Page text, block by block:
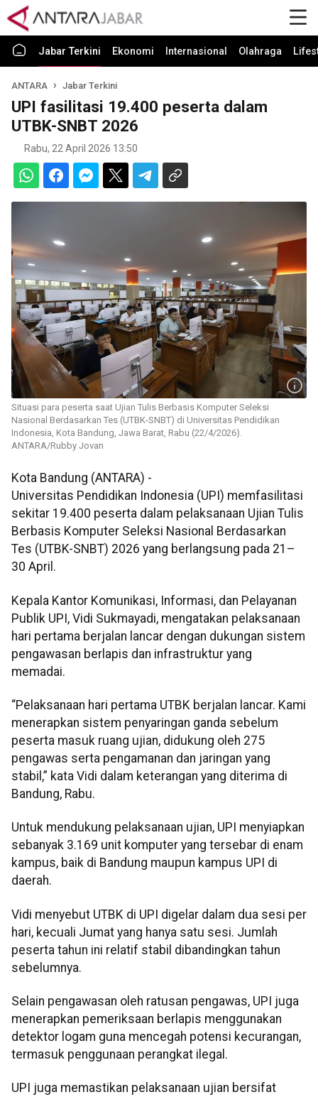
Jabar Terkini Ekonomi Internasional Olahraga
ANTARA Jabar Terkini
UPI fasilitasi 19.400 peserta dalam
UTBK-SNBT 2026
Rabu, 22 April 2026 13:50
Situasi para peserta saat Ujian Tulis Berbasis Komputer Seleksi
Nasional Berdasarkan Tes (UTBK-SNBT) di Universitas Pendidikan
Indonesia, Kota Bandung, Jawa Barat, Rabu (22/4/2026).
ANTARA/Rubby Jovan
Kota Bandung (ANTARA) -
Universitas Pendidikan Indonesia (UPI) memfasilitasi
sekitar 19.400 peserta dalam pelaksanaan Ujian Tulis
Berbasis Komputer Seleksi Nasional Berdasarkan
Tes (UTBK-SNBT) 2026 yang berlangsung pada 21–
30 April.
Kepala Kantor Komunikasi, Informasi, dan Pelayanan
Publik UPI, Vidi Sukmayadi, mengatakan pelaksanaan
hari pertama berjalan lancar dengan dukungan sistem
pengawasan berlapis dan infrastruktur yang
memadai.
“Pelaksanaan hari pertama UTBK berjalan lancar. Kami
menerapkan sistem penyaringan ganda sebelum
peserta masuk ruang ujian, didukung oleh 275
pengawas serta pengamanan dan jaringan yang
stabil,” kata Vidi dalam keterangan yang diterima di
Bandung, Rabu.
Untuk mendukung pelaksanaan ujian, UPI menyiapkan
sebanyak 3.169 unit komputer yang tersebar di enam
kampus, baik di Bandung maupun kampus UPI di
daerah.
Vidi menyebut UTBK di UPI digelar dalam dua sesi per
hari, kecuali Jumat yang hanya satu sesi. Jumlah
peserta tahun ini relatif stabil dibandingkan tahun
sebelumnya.
Selain pengawasan oleh ratusan pengawas, UPI juga
menerapkan pemeriksaan berlapis menggunakan
detektor logam guna mencegah potensi kecurangan,
termasuk penggunaan perangkat ilegal.
UPI juga memastikan pelaksanaan ujian bersifat